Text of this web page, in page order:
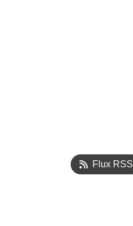
Flux RSS